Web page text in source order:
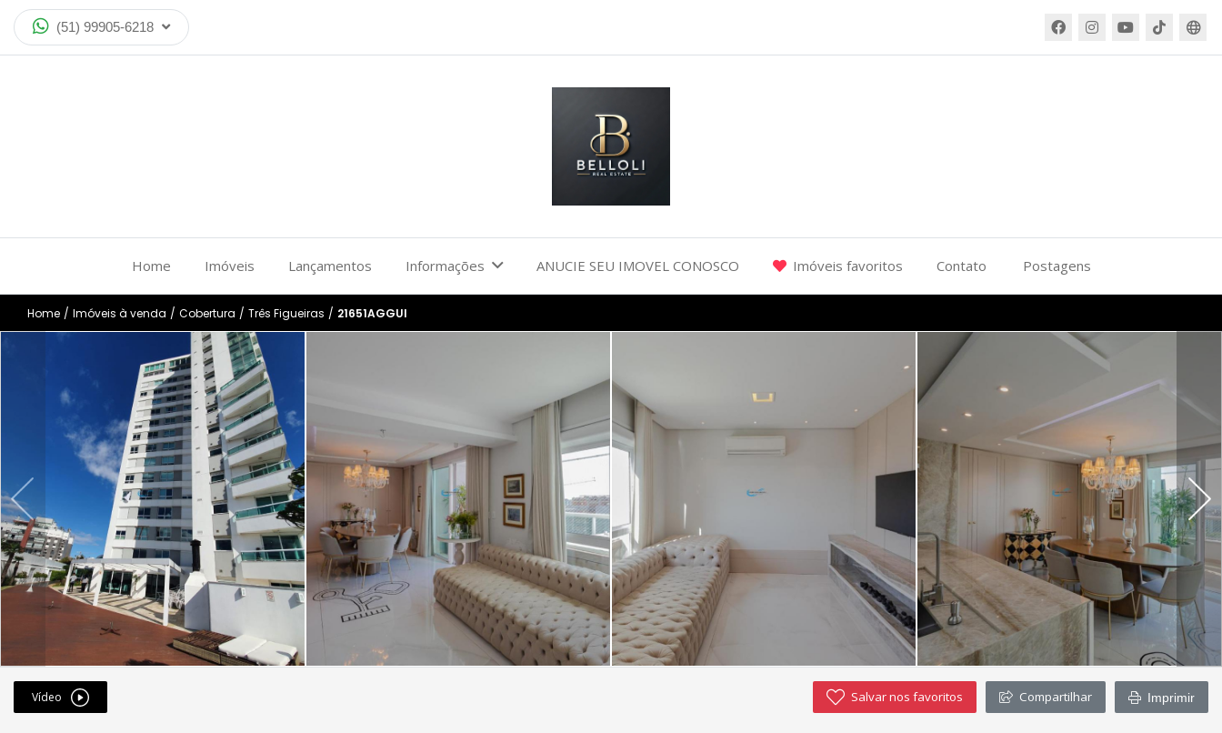
(51) 99905-6218
Home Imóveis Lançamentos Informações ANUCIE SEU IMOVEL CONOSCO Imóveis favoritos Contato Postagens
Home / Imóveis à venda / Cobertura / Três Figueiras / 21651AGGUI
Vídeo Salvar nos favoritos Compartilhar Imprimir